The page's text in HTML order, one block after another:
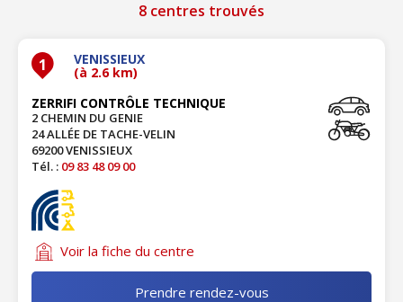
8 centres trouvés
1 VENISSIEUX
(à 2.6 km)
ZERRIFI CONTRÔLE TECHNIQUE
2 CHEMIN DU GENIE
24 ALLÉE DE TACHE-VELIN
69200 VENISSIEUX
Tél. : 09 83 48 09 00
Voir la fiche du centre
Prendre rendez-vous